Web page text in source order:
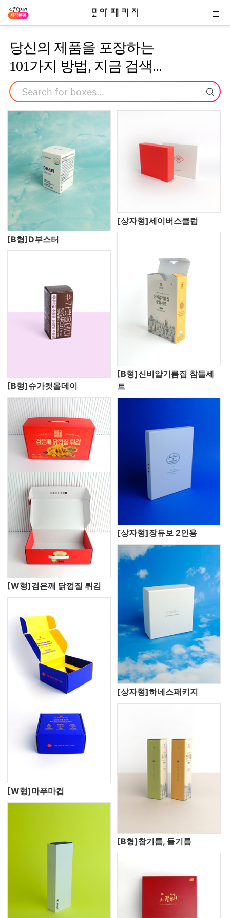
모아패키지
메
당신의 제품을 포장하는
101가지 방법, 지금 검색...
검색
[B형]D부스터
[상자형]세이버스클럽
[B형]슈가컷올데이
[B형]신비얄기름집 참들세
트
[W형]검은깨 닭껍질 튀김
[상자형]장듀보 2인용
[W형]마푸마컵
[상자형]하네스패키지
[B형]참기름, 들기름